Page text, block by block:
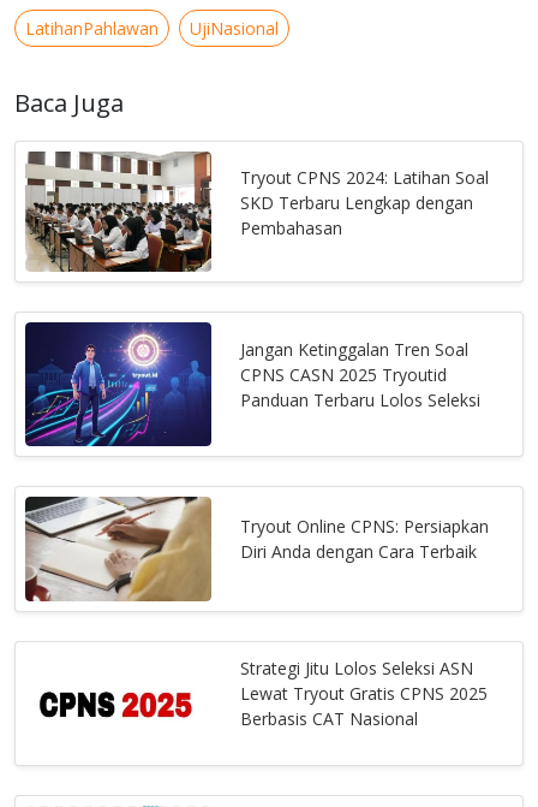
LatihanPahlawan UjiNasional
Baca Juga
Tryout CPNS 2024: Latihan Soal
SKD Terbaru Lengkap dengan
Pembahasan
Jangan Ketinggalan Tren Soal
CPNS CASN 2025 Tryoutid
Panduan Terbaru Lolos Seleksi
Tryout Online CPNS: Persiapkan
Diri Anda dengan Cara Terbaik
Strategi Jitu Lolos Seleksi ASN
Lewat Tryout Gratis CPNS 2025
Berbasis CAT Nasional